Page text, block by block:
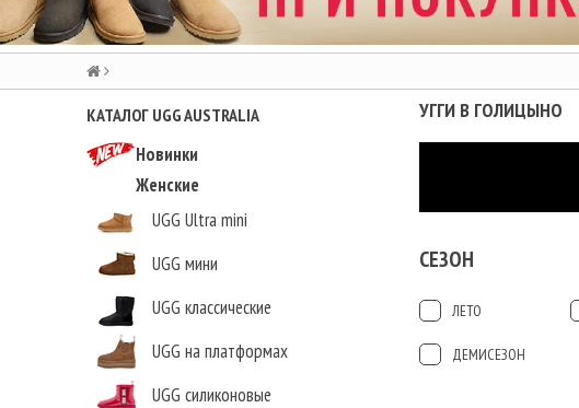
КАТАЛОГ UGG AUSTRALIA
Новинки
Женские
UGG Ultra mini
UGG мини
UGG классические
UGG на платформах
UGG силиконовые
УГГИ В ГОЛИЦЫНО
СЕЗОН
ЛЕТО
ДЕМИСЕЗОН